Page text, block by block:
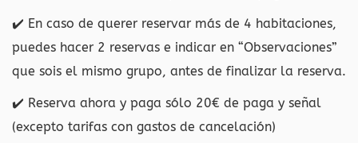
✔️ En caso de querer reservar más de 4 habitaciones,
puedes hacer 2 reservas e indicar en “Observaciones”
que sois el mismo grupo, antes de finalizar la reserva.
✔️ Reserva ahora y paga sólo 20€ de paga y señal
(excepto tarifas con gastos de cancelación)